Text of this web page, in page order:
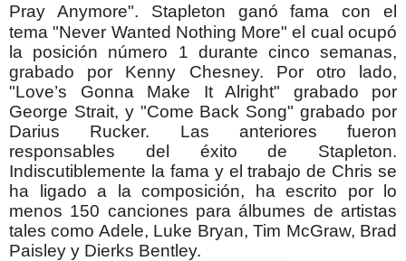
Pray Anymore". Stapleton ganó fama con el
tema "Never Wanted Nothing More" el cual ocupó
la posición número 1 durante cinco semanas,
grabado por Kenny Chesney. Por otro lado,
"Love’s Gonna Make It Alright" grabado por
George Strait, y "Come Back Song" grabado por
Darius Rucker. Las anteriores fueron
responsables del éxito de Stapleton.
Indiscutiblemente la fama y el trabajo de Chris se
ha ligado a la composición, ha escrito por lo
menos 150 canciones para álbumes de artistas
tales como Adele, Luke Bryan, Tim McGraw, Brad
Paisley y Dierks Bentley.